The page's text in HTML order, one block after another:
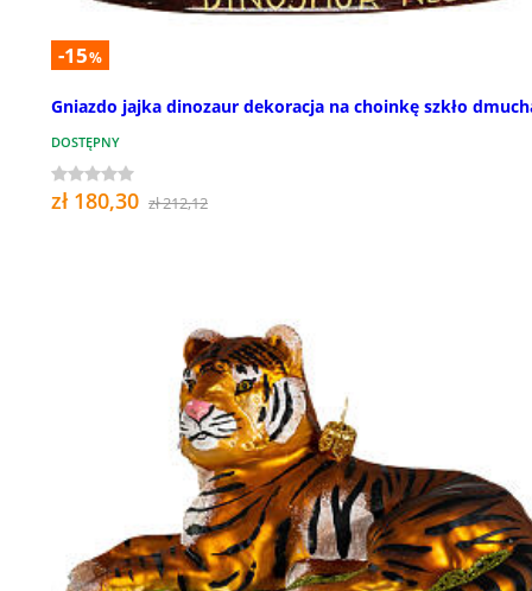
-15%
Gniazdo jajka dinozaur dekoracja na choinkę szkło
DOSTĘPNY
zł 180,30 zł 212,12